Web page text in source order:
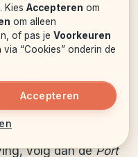
Drive.
de kust, zoals de
maritieme
volg dan dePort
Kies Accepteren om
om alleen
of pas je Voorkeuren
“Cookies” onderin de
Accepteren